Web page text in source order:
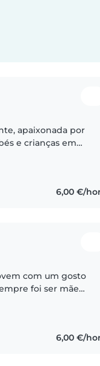
apaixonada por
e crianças em
6,00 €/
com um gosto
foi ser mãe
6,00 €/